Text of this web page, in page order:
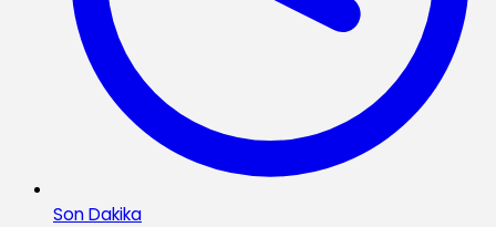
Son Dakika